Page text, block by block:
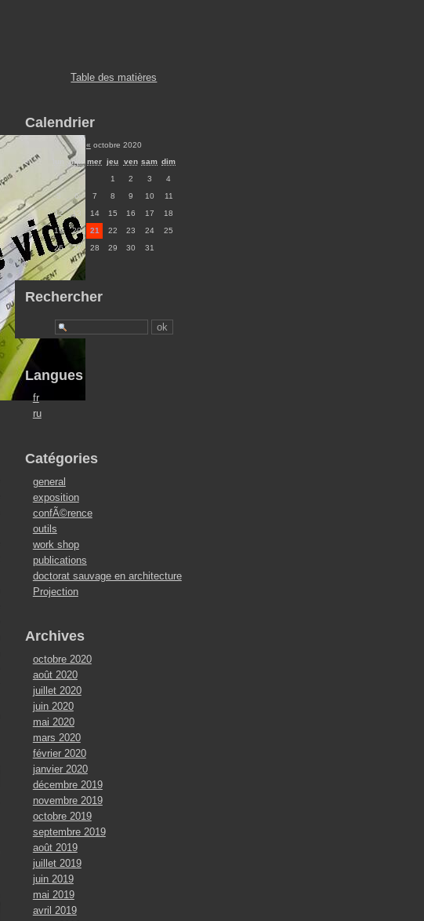
Table des matières
Calendrier
« octobre 2020
mar mer jeu ven sam dim
1
2 3
4
5
6 7 8 9 10
11
12
13 14 15 16 17
18
19
20 21 22 23 24
25
26
27 28 29 30 31
Rechercher
Langues
fr
ru
Catégories
general
exposition
confÃ©rence
outils
work shop
publications
doctorat sauvage en architecture
Projection
Archives
octobre 2020
août 2020
juillet 2020
juin 2020
mai 2020
mars 2020
février 2020
janvier 2020
décembre 2019
novembre 2019
octobre 2019
septembre 2019
août 2019
juillet 2019
juin 2019
mai 2019
avril 2019